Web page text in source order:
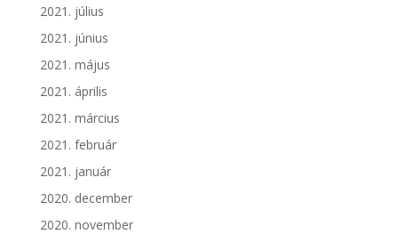
2021. július
2021. június
2021. május
2021. április
2021. március
2021. február
2021. január
2020. december
2020. november